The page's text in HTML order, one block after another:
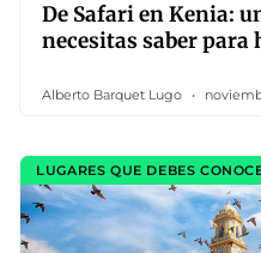
De Safari en Kenia:
necesitas saber para
Alberto Barquet Lugo
LUGARES QUE DEBES